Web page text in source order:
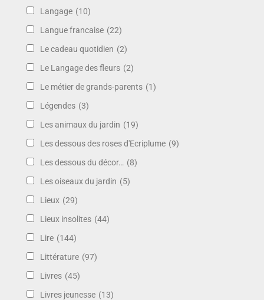
Langage (10)
Langue francaise (22)
Le cadeau quotidien (2)
Le Langage des fleurs (2)
Le métier de grands-parents (1)
Légendes (3)
Les animaux du jardin (19)
Les dessous des roses d'Ecriplume (9)
Les dessous du décor… (8)
Les oiseaux du jardin (5)
Lieux (29)
Lieux insolites (44)
Lire (144)
Littérature (97)
Livres (45)
Livres jeunesse (13)